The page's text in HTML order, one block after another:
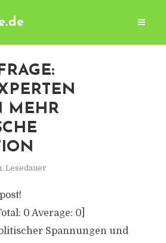
MEHR
Lesedauer
0 Average: 0]
Spannungen und